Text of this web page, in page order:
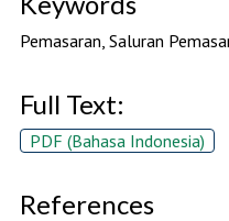
Pemasaran, Saluran
Full Text:
PDF (Bahasa Indonesia)
References